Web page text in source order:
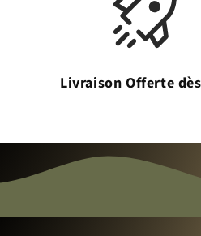
Livraison Offerte